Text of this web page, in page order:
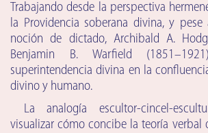
Trabajando desde la perspectiva
la Providencia soberana divina, y
noción de dictado, Archibald A.
Benjamin B. Warfield
superintendencia divina en la
divino y humano.
La analogía escultor-cincel-
visualizar cómo concibe la teoría verbal